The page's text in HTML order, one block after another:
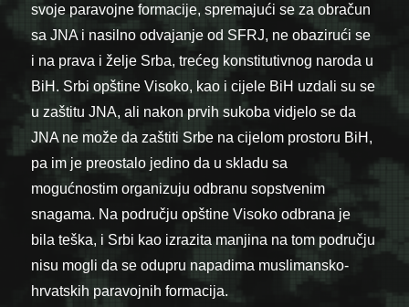
svoje paravojne formacije, spremajući se za obračun
sa JNA i nasilno odvajanje od SFRJ, ne obazirući se
i na prava i želje Srba, trećeg konstitutivnog naroda u
BiH. Srbi opštine Visoko, kao i cijele BiH uzdali su se
u zaštitu JNA, ali nakon prvih sukoba vidjelo se da
JNA ne može da zaštiti Srbe na cijelom prostoru BiH,
pa im je preostalo jedino da u skladu sa
mogućnostim organizuju odbranu sopstvenim
snagama. Na području opštine Visoko odbrana je
bila teška, i Srbi kao izrazita manjina na tom području
nisu mogli da se odupru napadima muslimansko-
hrvatskih paravojnih formacija.